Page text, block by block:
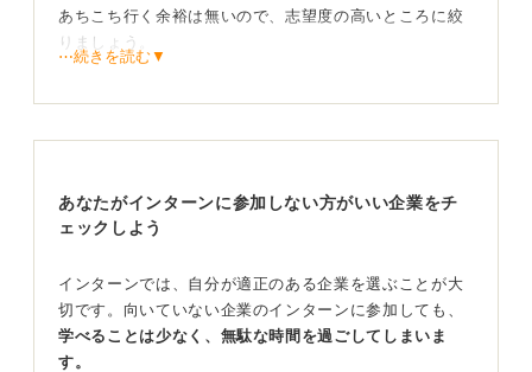
あちこち行く余裕は無いので、志望度の高いところに絞
りましょう。
研究を深めた方が良いと思います。
事でその点はカバーされていますので、焦らず地に足を
つけて頑張ってください。卒業までに決まれば良いと割
1
⋯続きを読む▼
あなたがインターンに参加しない方がいい企業をチ
ェックしよう
インターンでは、自分が適正のある企業を選ぶことが大
切です。向いていない企業のインターンに参加しても、
学べることは少なく、無駄な時間を過ごしてしまいま
す。